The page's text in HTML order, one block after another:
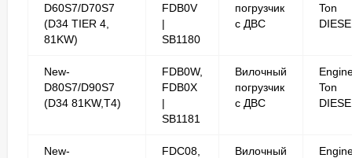
D60S7/D70S7
(D34 TIER 4,
81KW)
FDB0V
|
SB1180
погрузчик
с ДВС
Ton
New-
D80S7/D90S7
(D34 81KW,T4)
FDB0W,
FDB0X
|
SB1181
Вилочный
погрузчик
с ДВС
Ton
New-
FDC08,
Вилочный